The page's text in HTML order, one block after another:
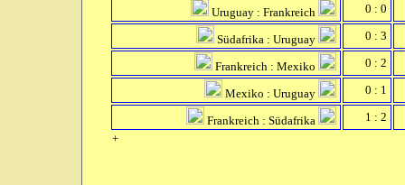
Uruguay : Frankreich 0 : 0
Südafrika : Uruguay 0 : 3
Frankreich : Mexiko 0 : 2
Mexiko : Uruguay 0 : 1
Frankreich : Südafrika
1 : 2
+